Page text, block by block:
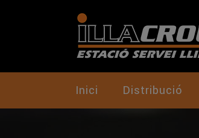
Inici Distribució